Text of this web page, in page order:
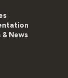
News